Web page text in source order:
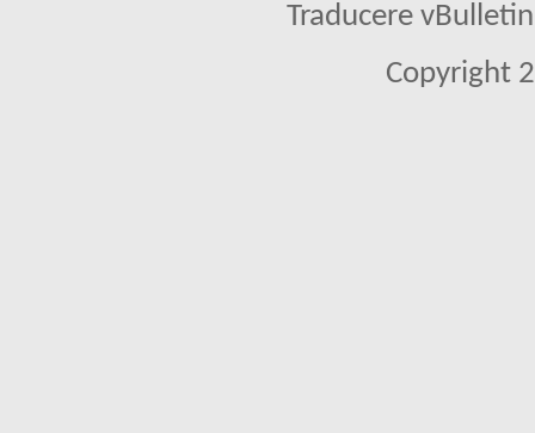
Traducere
Copyright